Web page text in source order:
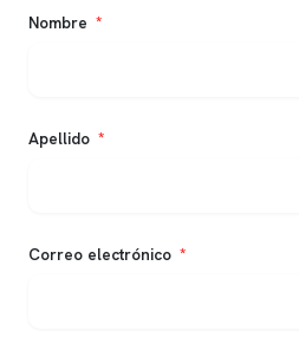
Nombre
Apellido
Correo electrónico